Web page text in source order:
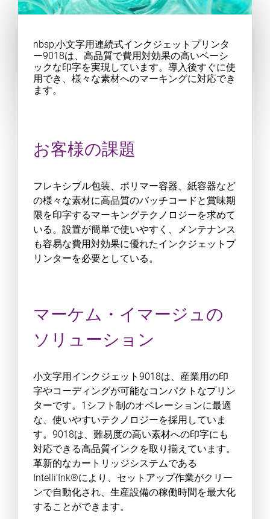
nbsp;小文字用連続式インクジェットプリンタ
ー9018は、高品質で費用対効果の高いベーシ
ックな印字を実現しています。導入後すぐに使
用でき、様々な素材へのマーキングに対応でき
ます。
お客様の課題
フレキシブル包装、ポリマー容器、紙容器など
の様々な素材に高品質のバッチコードと賞味期
限を印字するマーキングテクノロジーを求めて
いる。設置が簡単で使いやすく、メンテナンス
も容易な費用対効果に優れたインクジェットプ
リンターを必要としている。
マーケム・イマージュの
ソリューション
小文字用インクジェット9018は、産業用の印
字やコーディングが可能なコンパクトなプリン
ターです。1シフト制のオペレーションに最適
な、使いやすいテクノロジーを採用していま
す。9018は、難易度の高い素材への印字にも
対応できる高品質インクを取り揃えています。
革新的なカートリッジシステムである
Intelli’Ink®により、セットアップ作業がクリー
ンで自動化され、生産設備の稼働時間を最大化
することができます。